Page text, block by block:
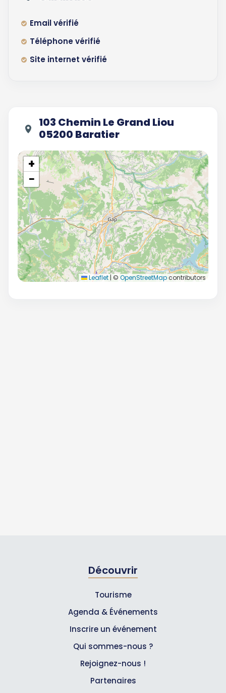
Email vérifié
Téléphone vérifié
Site internet vérifié
103 Chemin Le Grand Liou
05200 Baratier
+
−
Leaflet | © OpenStreetMapcontributors
Découvrir
Tourisme
Agenda & Événements
Inscrire un événement
Qui sommes-nous ?
Rejoignez-nous !
Partenaires